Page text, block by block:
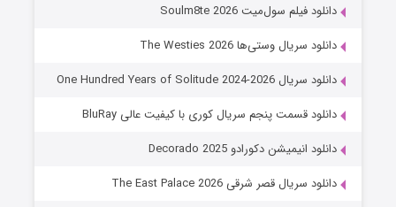
جادوگری در مغولستان
دانلود فیلم سول‌میت Soulm8te 2026
دانلود سریال وستی‌ها The Westies 2026
دانلود سریال One Hundred Years of Solitude 2024-2026
دانلود قسمت پنجم سریال کوری با کیفیت عالی BluRay
دانلود انیمیشن دکورادو Decorado 2025
دانلود سریال قصر شرقی The East Palace 2026